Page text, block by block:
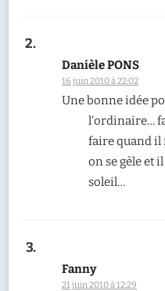
Danièle PONS
16 juin 2010 à 22:02
Une bonne idée
l’ordinaire…
faire quand il
on se gèle et
soleil…
Fanny
21 juin 2010 à 12:29